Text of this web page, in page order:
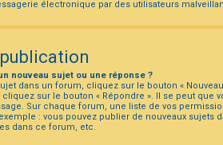
électronique par des utilisateurs
nouveau sujet ou une réponse ?
dans un forum, cliquez sur le bouton «
sur le bouton « Répondre ». Il se peut que
Sur chaque forum, une liste de vos
: vous pouvez publier de nouveaux sujets
dans ce forum, etc.